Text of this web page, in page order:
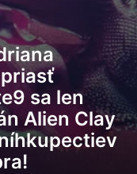
sa len
Alien Clay